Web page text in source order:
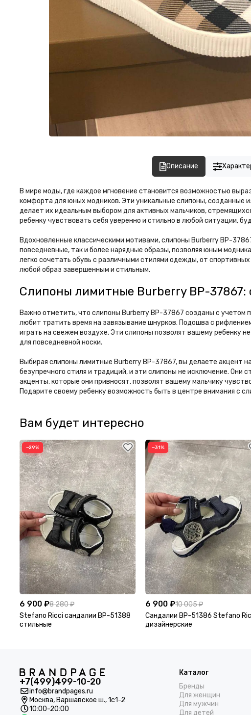
Описание
В мире моды, где каждое мгновение становится возможностью
комфорта для юных модников. Эти уникальные слипоны, созданные
делает их идеальным выбором для активных мальчиков,
ребенку чувствовать себя уверенно и стильно в любой ситуации,
Вдохновленные классическими мотивами, слипоны Burberry BP-
повседневные, так и более нарядные образы, позволяя юным
легко сочетать обувь с различными стилями одежды, от
любой образ завершенным и стильным.
Слипоны лимитные Burberry BP-37867:
Важно отметить, что слипоны Burberry BP-37867 созданы с учетом
любит тратить время на завязывание шнурков. Подошва с
играть на свежем воздухе. Эти слипоны позволят вашему ребенку
для повседневной носки.
Выбирая слипоны лимитные Burberry BP-37867, вы делаете акцент
безупречного стиля и традиций, и эти слипоны не исключение. Они
акценты, которые они привносят, позволят вашему мальчику
Подарите своему ребенку возможность быть в центре внимания с
Вам будет интересно
−29%
6 900 ₽8 280 ₽
Stefano Ricci сандалии BP-51388
стильные
−31%
6 900 ₽10 005 ₽
Сандалии BP-51386 Stefano
дизайнерские
+7(499)499-10-20
info@brandpages.ru
Москва, Варшавское ш., 1с1-2
10:00-20:00
Каталог
Бренды
Для женщин
Для мужчин
Для детей